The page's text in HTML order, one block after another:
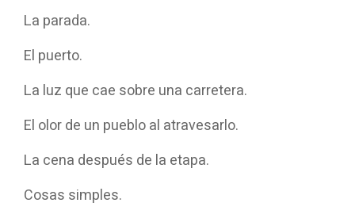
La parada.
El puerto.
La luz que cae sobre una carretera.
El olor de un pueblo al atravesarlo.
La cena después de la etapa.
Cosas simples.